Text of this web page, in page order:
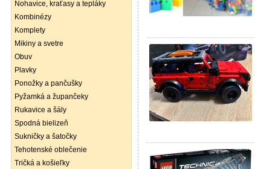
Nohavice, kraťasy a tepláky
Kombinézy
Komplety
Mikiny a svetre
Obuv
Plavky
Ponožky a pančušky
Pyžamká a župančeky
Rukavice a šály
Spodná bielizeň
Sukničky a šatočky
Tehotenské oblečenie
Tričká a košieľky